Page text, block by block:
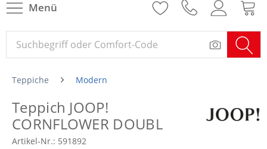
Menü
Teppiche Modern
Teppich JOOP!
CORNFLOWER DOUBL
Artikel-Nr.: 591892